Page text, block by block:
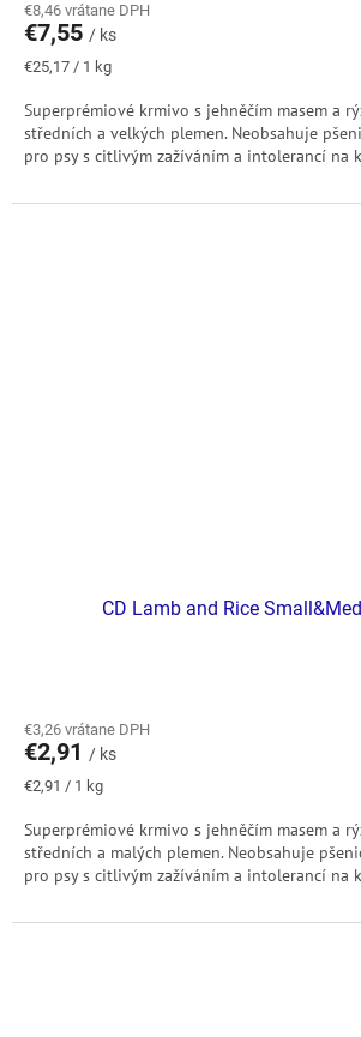
€8,46 vrátane DPH
€7,55 / ks
Jednotková
€25,17 / 1 kg
Superprémiové krmivo s jehněčím masem a
středních a velkých plemen. Neobsahuje
pro psy s citlivým zažíváním a intolerancí na
CD Lamb and Rice
€3,26 vrátane DPH
€2,91 / ks
Jednotková
€2,91 / 1 kg
Superprémiové krmivo s jehněčím masem a
středních a malých plemen. Neobsahuje
pro psy s citlivým zažíváním a intolerancí na